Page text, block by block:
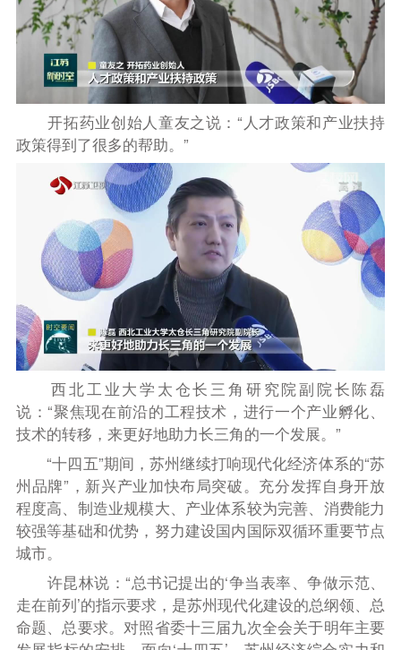
开拓药业创始人童友之说：“人才政策和产业扶持
政策得到了很多的帮助。”
西北工业大学太仓长三角研究院副院长陈磊
说：“聚焦现在前沿的工程技术，进行一个产业孵化、
技术的转移，来更好地助力长三角的一个发展。”
“十四五”期间，苏州继续打响现代化经济体系的“苏
州品牌”，新兴产业加快布局突破。充分发挥自身开放
程度高、制造业规模大、产业体系较为完善、消费能力
较强等基础和优势，努力建设国内国际双循环重要节点
城市。
许昆林说：“总书记提出的‘争当表率、争做示范、
走在前列’的指示要求，是苏州现代化建设的总纲领、总
命题、总要求。对照省委十三届九次全会关于明年主要